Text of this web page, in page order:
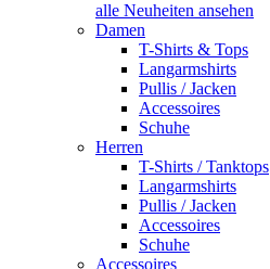
alle Neuheiten ansehen
Damen
T-Shirts & Tops
Langarmshirts
Pullis / Jacken
Accessoires
Schuhe
Herren
T-Shirts / Tanktops
Langarmshirts
Pullis / Jacken
Accessoires
Schuhe
Accessoires